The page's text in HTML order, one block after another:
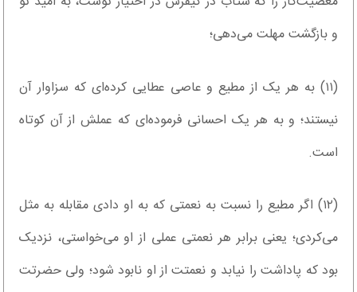
و بازگشت مهلت می‌دهی؛
(۱۱) به هر یک از مطیع و عاصی عطایی کرده‌ای که سزاوار آن
نیستند؛ و به هر یک احسانی فرموده‌ای که عملش از آن کوتاه
است.
(۱۲) اگر مطیع را نسبت به نعمتی که به او دادی مقابله به مثل
می‌کردی؛ یعنی برابر هر نعمتی عملی از او می‌خواستی، نزدیک
بود که پاداشت را نیابد و نعمتت از او نابود شود؛ ولی حضرتت